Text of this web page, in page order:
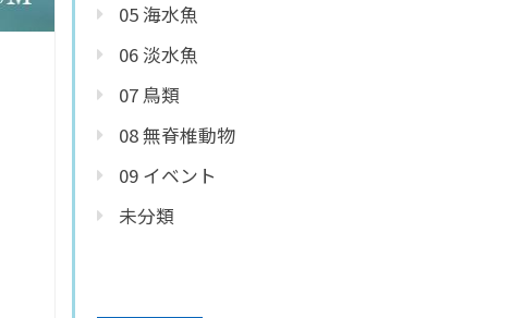
05 海水魚
06 淡水魚
07 鳥類
08 無脊椎動物
09 イベント
未分類